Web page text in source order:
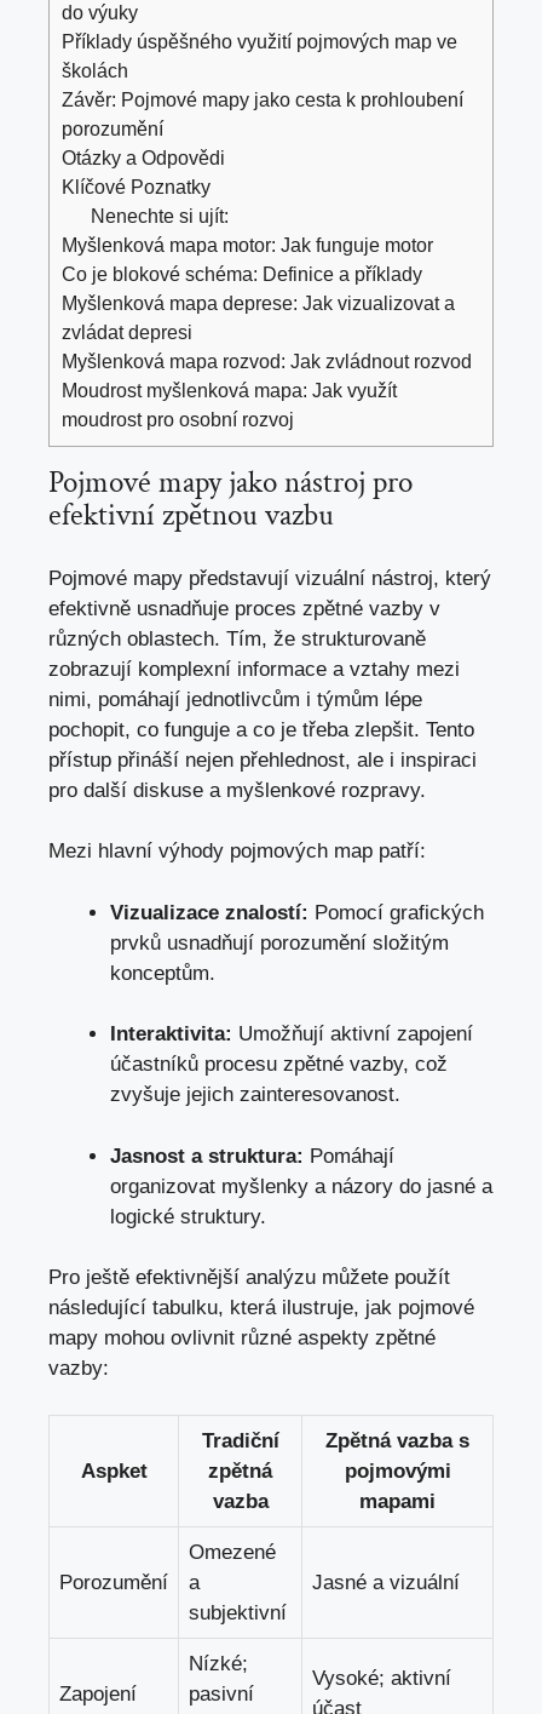
do výuky
Příklady‍ úspěšného využití pojmových map ve‍
školách
Závěr: ‍Pojmové mapy jako ‍cesta​ k prohloubení
porozumění
Otázky a ⁢Odpovědi
Klíčové Poznatky
Nenechte si ujít:
Myšlenková mapa motor: Jak funguje motor
Co je blokové schéma: Definice a příklady
Myšlenková mapa deprese: Jak vizualizovat a
zvládat depresi
Myšlenková mapa rozvod: Jak zvládnout rozvod
Moudrost myšlenková mapa: Jak využít
moudrost pro osobní rozvoj
Pojmové mapy jako ⁤nástroj pro
efektivní zpětnou vazbu
Pojmové ⁢mapy představují vizuální nástroj, ⁢který
efektivně⁢ usnadňuje proces zpětné vazby v
různých​ oblastech. Tím, že ⁢strukturovaně
zobrazují komplexní informace a vztahy mezi
nimi, pomáhají ⁤jednotlivcům i týmům lépe
pochopit, co funguje a co je třeba zlepšit.‍ Tento
přístup přináší nejen přehlednost,⁢ ale i inspiraci
⁣pro ⁢další​ diskuse ⁣a​ myšlenkové rozpravy.
Mezi⁤ hlavní výhody pojmových map ⁢patří:
Vizualizace znalostí: Pomocí grafických
prvků usnadňují ​porozumění ⁢složitým
konceptům.
Interaktivita: Umožňují aktivní zapojení
účastníků ‍procesu zpětné vazby, což
zvyšuje​ jejich zainteresovanost.
Jasnost a struktura: Pomáhají⁣
organizovat myšlenky a názory do jasné a
logické⁤ struktury.
Pro ještě efektivnější ⁢analýzu‌ můžete použít
následující ⁢tabulku, která‌ ilustruje, jak pojmové
‍mapy mohou ovlivnit ⁤různé aspekty zpětné⁣
vazby:
Aspket
Tradiční
zpětná
vazba
Zpětná vazba s
pojmovými
mapami
Porozumění
Omezené
a
subjektivní
Jasné‍ a vizuální
Zapojení
Nízké;
‌pasivní
Vysoké; ‌aktivní‍
účast